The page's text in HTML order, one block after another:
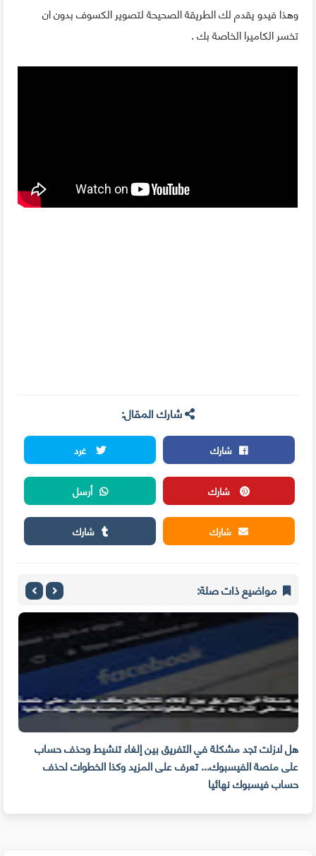
وهذا فيدو يقدم لك الطريقة الصحيحة لتصوير الكسوف بدون ان
تخسر الكاميرا الخاصة بك .
شارك المقال:
شارك
غرد
شارك
أرسل
شارك
شارك
مواضيع ذات صلة:
هل لازلت تجد مشكلة في التفريق بين إلغاء تنشيط وحذف حساب
على منصة الفيسبوك... تعرف على المزيد وكذا الخطوات لحذف
حساب فيسبوك نهائيا